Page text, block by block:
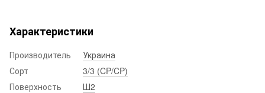
Характеристики
Производитель
Украина
Сорт
3/3 (CP/CP)
Поверхность
Ш2